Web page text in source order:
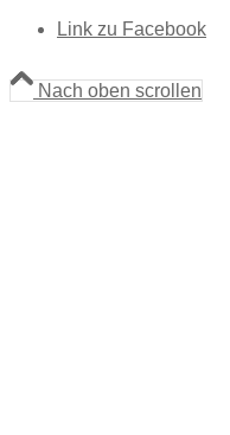
Link zu Facebook
Nach oben scrollen